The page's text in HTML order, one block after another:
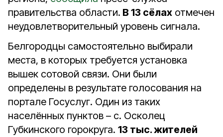
правительства области. В 13 сёлах отмечен
неудовлетворительный уровень сигнала.
Белгородцы самостоятельно выбирали
места, в которых требуется установка
вышек сотовой связи. Они были
определены в результате голосования на
портале Госуслуг. Один из таких
населённых пунктов – с. Осколец
Губкинского горокруга. 13 тыс. жителей